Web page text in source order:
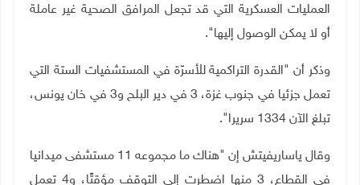
العمليات العسكرية التي قد تجعل المرافق الصحية غير عاملة
أو لا يمكن الوصول إليها".
وذكر أن "القدرة التراكمية للأسرّة في المستشفيات الستة التي
تعمل جزئيا في جنوب غزة، 3 في دير البلح و3 في خان يونس،
تبلغ الآن 1334 سريرا".
وقال ياساريفيتش إن "هناك ما مجموعه 11 مستشفى ميدانيا
في القطاع، 3 منها اضطرت إلى التوقف مؤقتًا، و4 تعمل